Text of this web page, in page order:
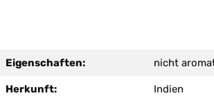
Eigenschaften: nicht
Herkunft: Indien